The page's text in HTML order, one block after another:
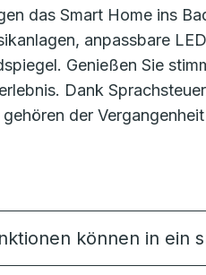
das Smart Home ins
anpassbare
Genießen Sie
Dank
der
können in ein